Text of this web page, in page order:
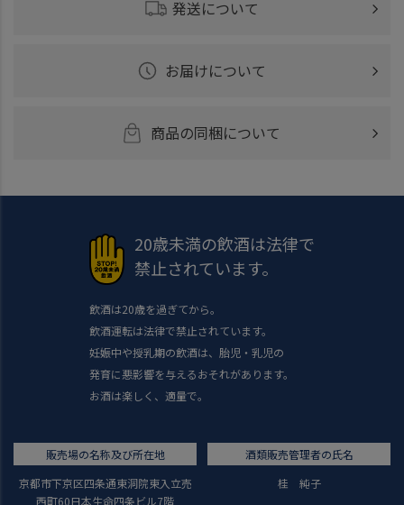
発送について
お届けについて
商品の同梱について
20歳未満の飲酒は法律で
禁止されています。
飲酒は20歳を過ぎてから。
飲酒運転は法律で禁止されています。
妊娠中や授乳期の飲酒は、胎児・乳児の
発育に悪影響を与えるおそれがあります。
お酒は楽しく、適量で。
販売場の名称及び所在地
京都市下京区四条通東洞院東入立売
西町60日本生命四条ビル7階
酒類販売管理者の氏名
桂 純子